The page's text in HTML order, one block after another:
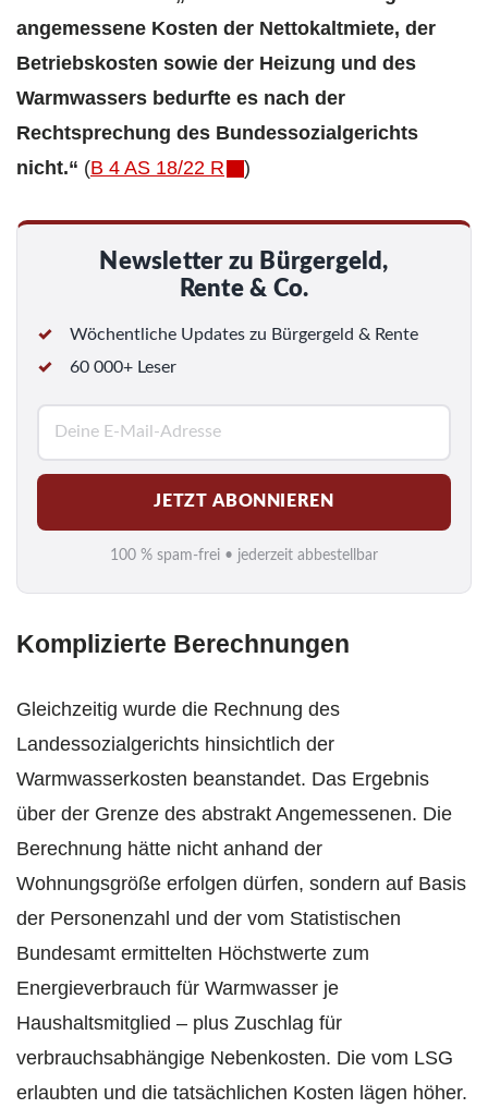
angemessene Kosten der Nettokaltmiete, der
Betriebskosten sowie der Heizung und des
Warmwassers bedurfte es nach der
Rechtsprechung des Bundessozialgerichts
nicht.“ (B 4 AS 18/22 R )
Newsletter zu Bürgergeld,
Rente & Co.
Wöchentliche Updates zu Bürgergeld & Rente
60 000+ Leser
M
a
i
l
*
JETZT ABONNIEREN
100 % spam-frei • jederzeit abbestellbar
Komplizierte Berechnungen
Gleichzeitig wurde die Rechnung des
Landessozialgerichts hinsichtlich der
Warmwasserkosten beanstandet. Das Ergebnis
über der Grenze des abstrakt Angemessenen. Die
Berechnung hätte nicht anhand der
Wohnungsgröße erfolgen dürfen, sondern auf Basis
der Personenzahl und der vom Statistischen
Bundesamt ermittelten Höchstwerte zum
Energieverbrauch für Warmwasser je
Haushaltsmitglied – plus Zuschlag für
verbrauchsabhängige Nebenkosten. Die vom LSG
erlaubten und die tatsächlichen Kosten lägen höher.